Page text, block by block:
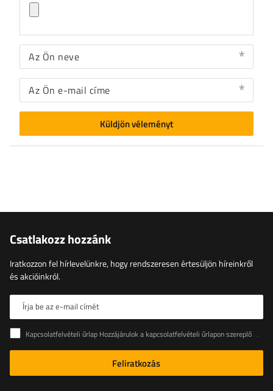
Az Ön neve
Az Ön e-mail címe
Küldjön véleményt
Csatlakozz hozzánk
Iratkozzon fel hírlevelünkre, hogy rendszeresen értesüljön híreinkről
és akcióinkról.
Írja be az e-mail címét
Kapcsolatfelvételi űrlap Hozzájárulok a kapcsolatfelvételi űrlapon szereplő személyes adataimnak az Európai Parlament és a Tanács (EU) rendeletével összhangban történő kezeléséhez
Feliratkozás